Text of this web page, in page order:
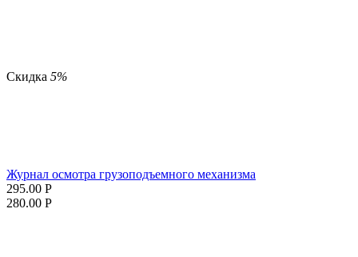
Скидка 5%
Журнал осмотра грузоподъемного механизма
295.00 Р
280.00 Р